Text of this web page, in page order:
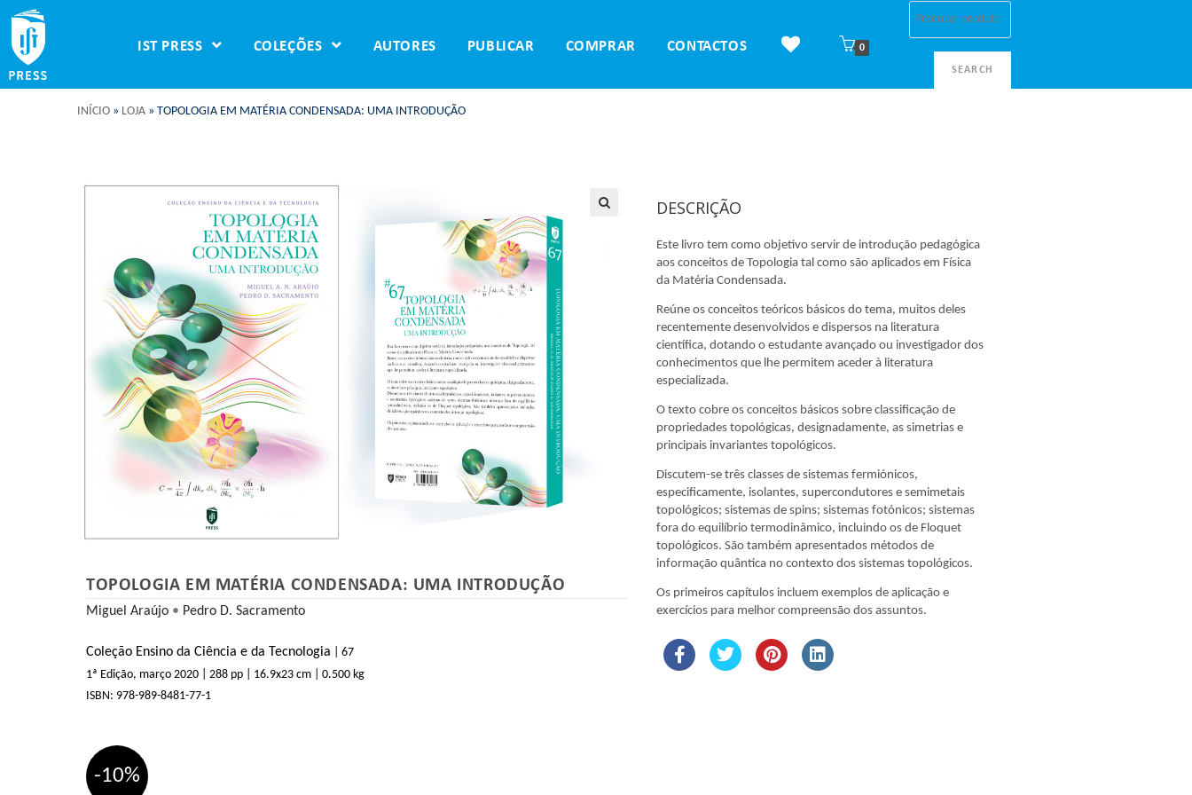
IST PRESS COLEÇÕES AUTORES PUBLICAR COMPRAR CONTACTOS 0
SEARCH
INÍCIO » LOJA » TOPOLOGIA EM MATÉRIA CONDENSADA: UMA INTRODUÇÃO
TOPOLOGIA EM MATÉRIA CONDENSADA: UMA INTRODUÇÃO
Miguel Araújo • Pedro D. Sacramento
Coleção Ensino da Ciência e da Tecnologia | 67
1ª Edição, março 2020 | 288 pp | 16.9x23 cm | 0.500 kg
ISBN: 978-989-8481-77-1
-10%
DESCRIÇÃO
Este livro tem como objetivo servir de introdução pedagógica
aos conceitos de Topologia tal como são aplicados em Física
da Matéria Condensada.
Reúne os conceitos teóricos básicos do tema, muitos deles
recentemente desenvolvidos e dispersos na literatura
científica, dotando o estudante avançado ou investigador dos
conhecimentos que lhe permitem aceder à literatura
especializada.
O texto cobre os conceitos básicos sobre classificação de
propriedades topológicas, designadamente, as simetrias e
principais invariantes topológicos.
Discutem-se três classes de sistemas fermiónicos,
especificamente, isolantes, supercondutores e semimetais
topológicos; sistemas de spins; sistemas fotónicos; sistemas
fora do equilíbrio termodinâmico, incluindo os de Floquet
topológicos. São também apresentados métodos de
informação quântica no contexto dos sistemas topológicos.
Os primeiros capítulos incluem exemplos de aplicação e
exercícios para melhor compreensão dos assuntos.